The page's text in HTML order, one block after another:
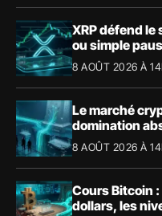
XRP défend le
ou simple
8 AOÛT 2026 À
Le marché
domination
8 AOÛT 2026 À
Cours Bitcoin
dollars, les